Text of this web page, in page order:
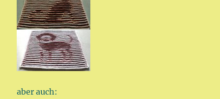
aber auch: